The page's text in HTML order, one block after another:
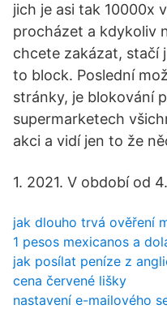
jich je asi tak 10000x
procházet a kdykoliv
chcete zakázat, stačí
to block. Poslední
stránky, je blokování
supermarketech
akci a vidí jen to že
1. 2021. V období od
jak dlouho trvá ověření
1 pesos mexicanos a
jak posílat peníze z
cena červené lišky
nastavení e-mailového